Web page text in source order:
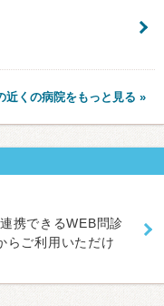
近くの病院をもっと見る »
携できるWEB問診
らご利用いただけ